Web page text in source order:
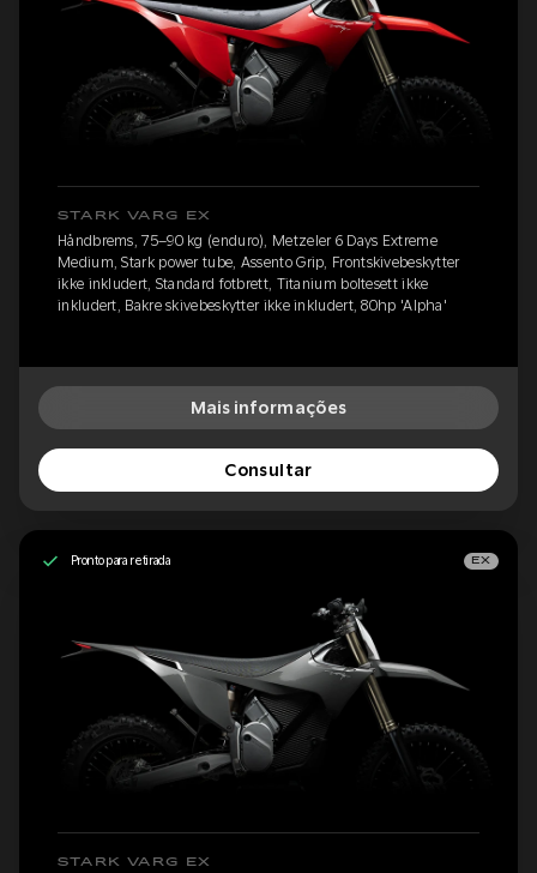
STARK VARG EX
Håndbrems, 75–90 kg (enduro), Metzeler 6 Days Extreme
Medium, Stark power tube, Assento Grip, Frontskivebeskytter
ikke inkludert, Standard fotbrett, Titanium boltesett ikke
inkludert, Bakre skivebeskytter ikke inkludert, 80hp 'Alpha'
Mais informações
Consultar
Pronto para retirada EX
STARK VARG EX